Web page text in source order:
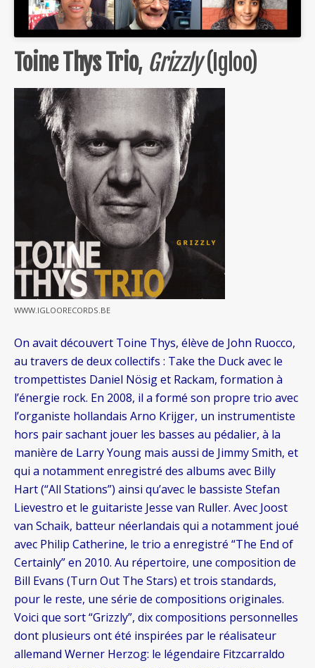
Toine Thys Trio, Grizzly(Igloo)
WWW.IGLOORECORDS.BE
On avait découvert Toine Thys, élève de John Ruocco,
au travers de deux collectifs : Take the Duck avec le
trompettistes Daniel Nösig et Rackam, formation à
l’énergie rock. En 2008, il a formé son propre trio avec
l’organiste hollandais Arno Krijger, un instrumentiste
hors pair sachant jouer les basses au pédalier, à la
manière de Larry Young mais aussi de Jimmy Smith, et
qui a notamment enregistré des albums avec Billy
Hart (“All Stations”) ainsi qu’avec le bassiste Stefan
Lievestro et le guitariste Jesse van Ruller. Avec Joost
van Schaik, batteur néerlandais qui a notamment joué
avec Philip Catherine, le trio a enregistré “The End of
Certainly” en 2010. Au répertoire, une composition de
Bill Evans (Turn Out The Stars) et trois standards,
pour le reste, une série de compositions originales.
Voici que sort “Grizzly”, dix compositions personnelles
dont plusieurs ont été inspirées par le réalisateur
allemand Werner Herzog: le légendaire Fitzcarraldo